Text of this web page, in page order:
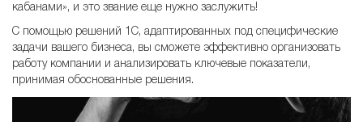
кабанами», и это звание еще нужно заслужить!
С помощью решений 1С, адаптированных под специфические
задачи вашего бизнеса, вы сможете эффективно организовать
работу компании и анализировать ключевые показатели,
принимая обоснованные решения.